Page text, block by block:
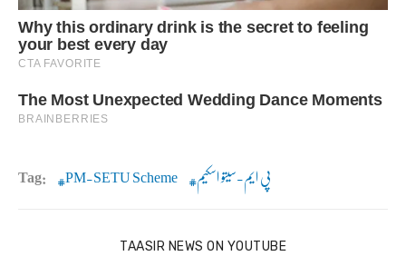
Tag: PM-SETU Scheme پی ایم-سیتو اسکیم
TAASIR NEWS ON YOUTUBE